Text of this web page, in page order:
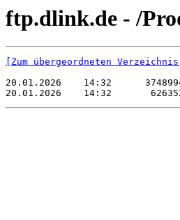
ftp.dlink.de - /
[Zum übergeordneten Verzeichnis]
20.01.2026    14:32
20.01.2026    14:32